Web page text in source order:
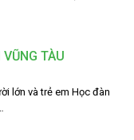
TÀU
lớn và trẻ em Học đàn